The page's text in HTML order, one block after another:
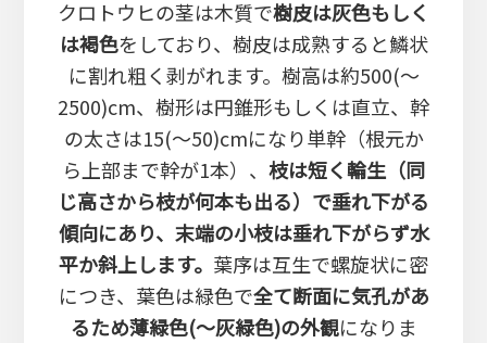
クロトウヒの茎は木質で樹皮は灰色もしく
は褐色をしており、樹皮は成熟すると鱗状
に割れ粗く剥がれます。樹高は約500(～
2500)cm、樹形は円錐形もしくは直立、幹
の太さは15(～50)cmになり単幹（根元か
ら上部まで幹が1本）、 枝は短く輪生（同
じ高さから枝が何本も出る）で垂れ下がる
傾向にあり、末端の小枝は垂れ下がらず水
平か斜上します。 葉序は互生で螺旋状に密
につき、葉色は緑色で全て断面に気孔があ
るため薄緑色(～灰緑色)の外観になりま